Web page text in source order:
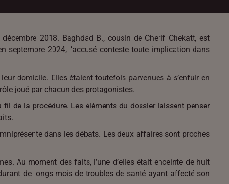
2018. Baghdad B., cousin de Cherif Chekatt, est
septembre 2024, l’accusé conteste toute implication dans
domicile. Elles étaient toutefois parvenues à s’enfuir en
joué par chacun des protagonistes.
de la procédure. Les éléments du dossier laissent penser
dans les débats. Les deux affaires sont proches
Au moment des faits, l’une d’elles était enceinte de huit
de longs mois de troubles de santé ayant affecté son